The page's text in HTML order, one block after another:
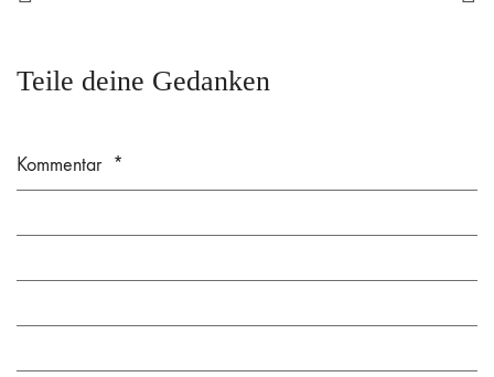
Teile deine Gedanken
Kommentar *